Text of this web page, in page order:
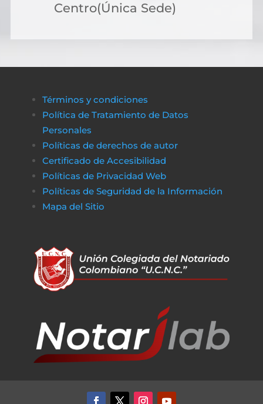
Centro(Única Sede)
Términos y condiciones
Política de Tratamiento de Datos
Personales
Políticas de derechos de autor
Certificado de Accesibilidad
Políticas de Privacidad Web
Políticas de Seguridad de la Información
Mapa del Sitio